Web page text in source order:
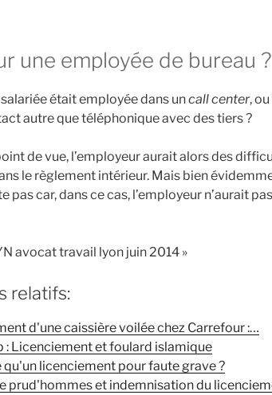
une employée de bureau ?
salariée était employée dans uncall center,
autre que téléphonique avec des tiers ?
de vue, l’employeur aurait alors des
le règlement intérieur. Mais bien
pas car, dans ce cas, l’employeur n’aurait
avocat travail lyon juin 2014 »
relatifs:
d'une caissière voilée chez Carrefour :…
: Licenciement et foulard islamique
qu'un licenciement pour faute grave ?
prud'hommes et indemnisation du